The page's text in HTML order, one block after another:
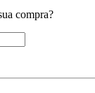
compra?